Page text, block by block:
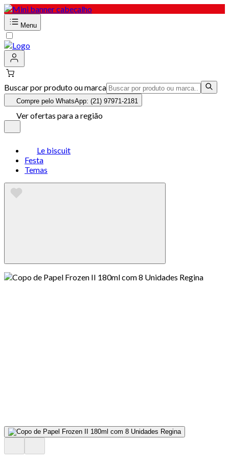
Menu
Buscar por produto ou marca
Compre pelo WhatsApp: (21) 97971-2181
Ver ofertas para a região
Le biscuit
Festa
Temas